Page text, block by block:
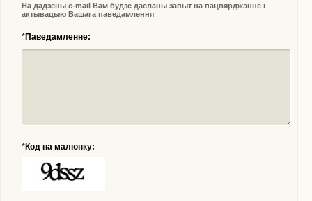
На дадзены e-mail Вам будзе дасланы запыт на пацвярджэнне і
актывацыю Вашага паведамлення
*Паведамленне:
*Код на малюнку: